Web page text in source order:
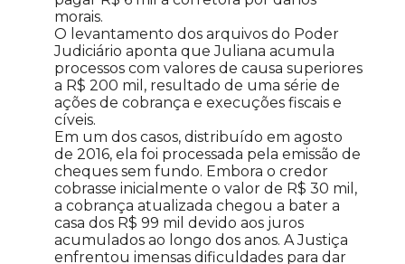
morais.
O levantamento dos arquivos do Poder
Judiciário aponta que Juliana acumula
processos com valores de causa superiores
a R$ 200 mil, resultado de uma série de
ações de cobrança e execuções fiscais e
cíveis.
Em um dos casos, distribuído em agosto
de 2016, ela foi processada pela emissão de
cheques sem fundo. Embora o credor
cobrasse inicialmente o valor de R$ 30 mil,
a cobrança atualizada chegou a bater a
casa dos R$ 99 mil devido aos juros
acumulados ao longo dos anos. A Justiça
enfrentou imensas dificuldades para dar